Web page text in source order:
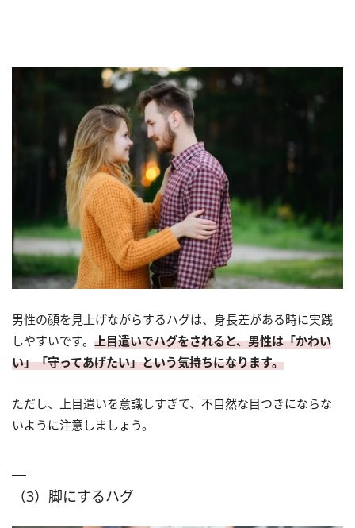
男性の顔を見上げながらするハグは、身長差がある時に実践
しやすいです。 上目遣いでハグをされると、男性は「かわい
い」「守ってあげたい」という気持ちになります。
ただし、上目遣いを意識しすぎて、不自然な目つきにならな
いように注意しましょう。
（3）脚にするハグ